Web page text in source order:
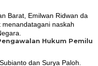
Hukum Pemilu